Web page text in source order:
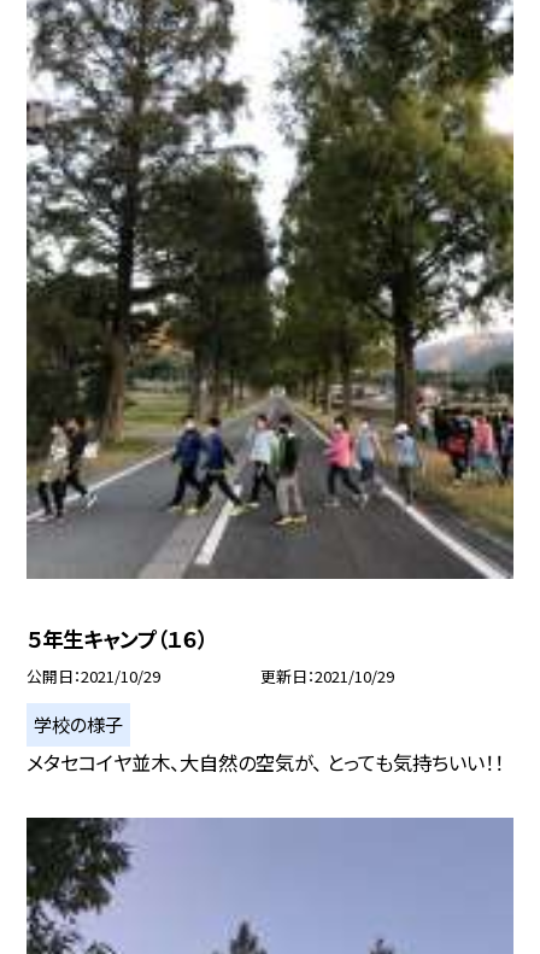
５年生キャンプ（１６）
公開日 2021/10/29 更新日 2021/10/29
学校の様子
メタセコイヤ並木、大自然の空気が、 とっても気持ちいい！！